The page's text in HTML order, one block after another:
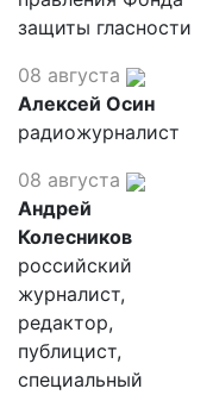
защиты гласности
08 августа
Алексей Осин
радиожурналист
08 августа
Андрей
Колесников
российский
журналист,
редактор,
публицист,
специальный